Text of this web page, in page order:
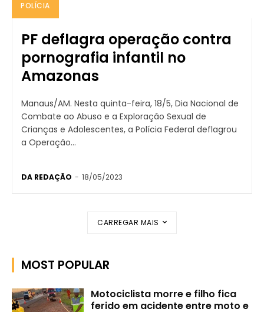
POLÍCIA
PF deflagra operação contra
pornografia infantil no
Amazonas
Manaus/AM. Nesta quinta-feira, 18/5, Dia Nacional de
Combate ao Abuso e a Exploração Sexual de
Crianças e Adolescentes, a Polícia Federal deflagrou
a Operação...
DA REDAÇÃO - 18/05/2023
CARREGAR MAIS
MOST POPULAR
Motociclista morre e filho fica
ferido em acidente entre moto e